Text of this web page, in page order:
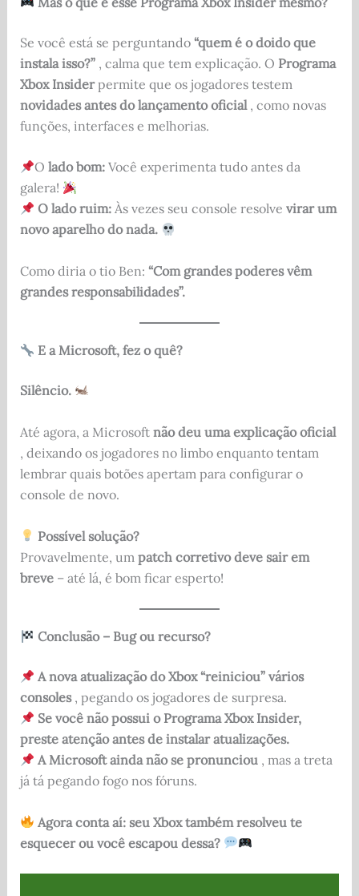
Se você está se perguntando “quem é o doido que
instala isso?”, calma que tem explicação. O Programa
Xbox Insiderpermite que os jogadores testem
novidades antes do lançamento oficial, como novas
funções, interfaces e melhorias.
O lado bom:Você experimenta tudo antes da
galera!
O lado ruim:Às vezes seu console resolve virar um
novo aparelho do nada.
Como diria o tio Ben: “Com grandes poderes vêm
grandes responsabilidades”.
E a Microsoft, fez o quê?
Silêncio.
Até agora, a Microsoft não deu uma explicação oficial
, deixando os jogadores no limbo enquanto tentam
lembrar quais botões apertam para configurar o
console de novo.
Possível solução?
Provavelmente, um patch corretivo deve sair em
breve– até lá, é bom ficar esperto!
Conclusão – Bug ou recurso?
A nova atualização do Xbox “reiniciou” vários
consoles, pegando os jogadores de surpresa.
Se você não possui o Programa Xbox Insider,
preste atenção antes de instalar atualizações.
A Microsoft ainda não se pronunciou, mas a treta
já tá pegando fogo nos fóruns.
Agora conta aí: seu Xbox também resolveu te
esquecer ou você escapou dessa?